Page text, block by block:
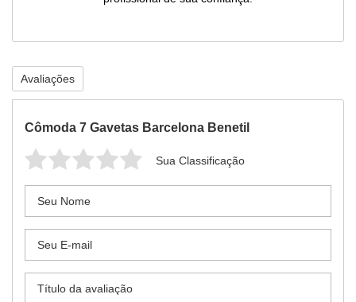
Avaliações
Cômoda 7 Gavetas Barcelona Benetil
Sua Classificação